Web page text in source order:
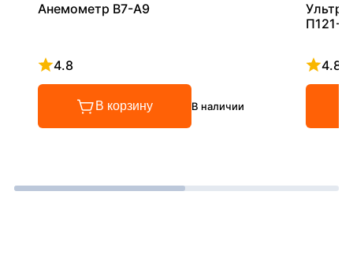
Анемометр В7-А9
4.8
Рейтинг 4.8 из 5
В корзину В наличии
П121-
4.8